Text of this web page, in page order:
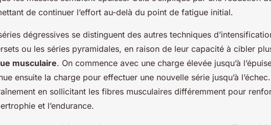
de continuer l’effort au-delà du point de fatigue initial.
dégressives se distinguent des autres techniques
ou les séries pyramidales, en raison de leur capacité à cibler
musculaire. On commence avec une charge élevée jusqu’à
ensuite la charge pour effectuer une nouvelle série jusqu’à
en sollicitant les fibres musculaires différemment pour
et l’endurance.